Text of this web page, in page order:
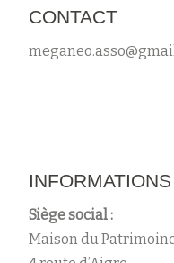
CONTACT
INFORMATIONS
Siège social :
Maison du